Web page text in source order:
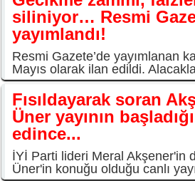
siliniyor… Resmi
yayımlandı!
Resmi Gazete’de yayımlanan
Mayıs olarak ilan edildi.
Fısıldayarak soran
Üner yayının
edince...
İYİ Parti lideri Meral Akşener'in
Üner'in konuğu olduğu canlı